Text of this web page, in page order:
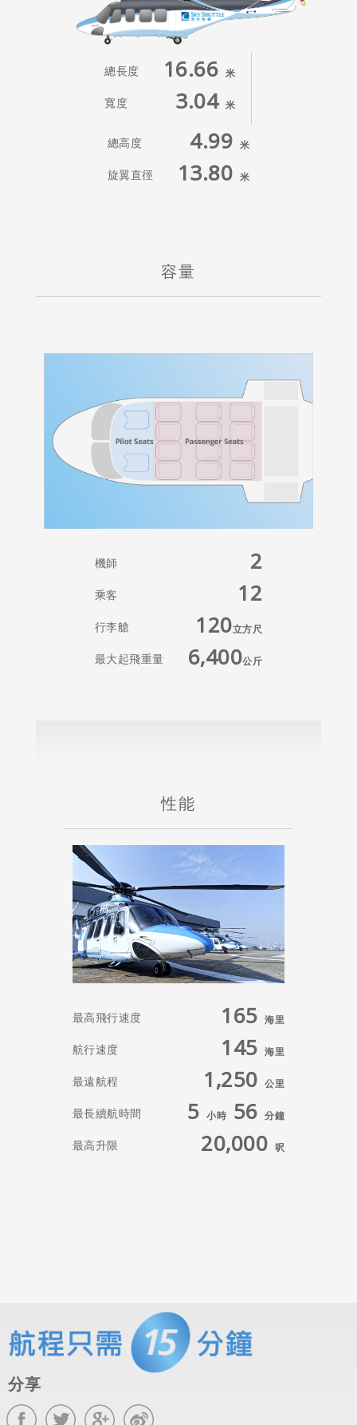
總長度 16.66 米
寬度 3.04 米
總高度 4.99 米
旋翼直徑 13.80 米
容量
機師 2
乘客 12
行李艙 120立方尺
最大起飛重量 6,400公斤
性能
最高飛行速度 165海里
航行速度 145海里
最遠航程 1,250公里
最長續航時間 5小時 56分鐘
最高升限 20,000 呎
分享